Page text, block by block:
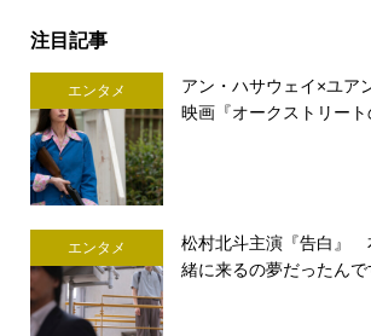
注目記事
エンタメ
アン・ハサウェイ×ユア
映画『オークストリー
エンタメ
松村北斗主演『告白』
緒に来るの夢だったん